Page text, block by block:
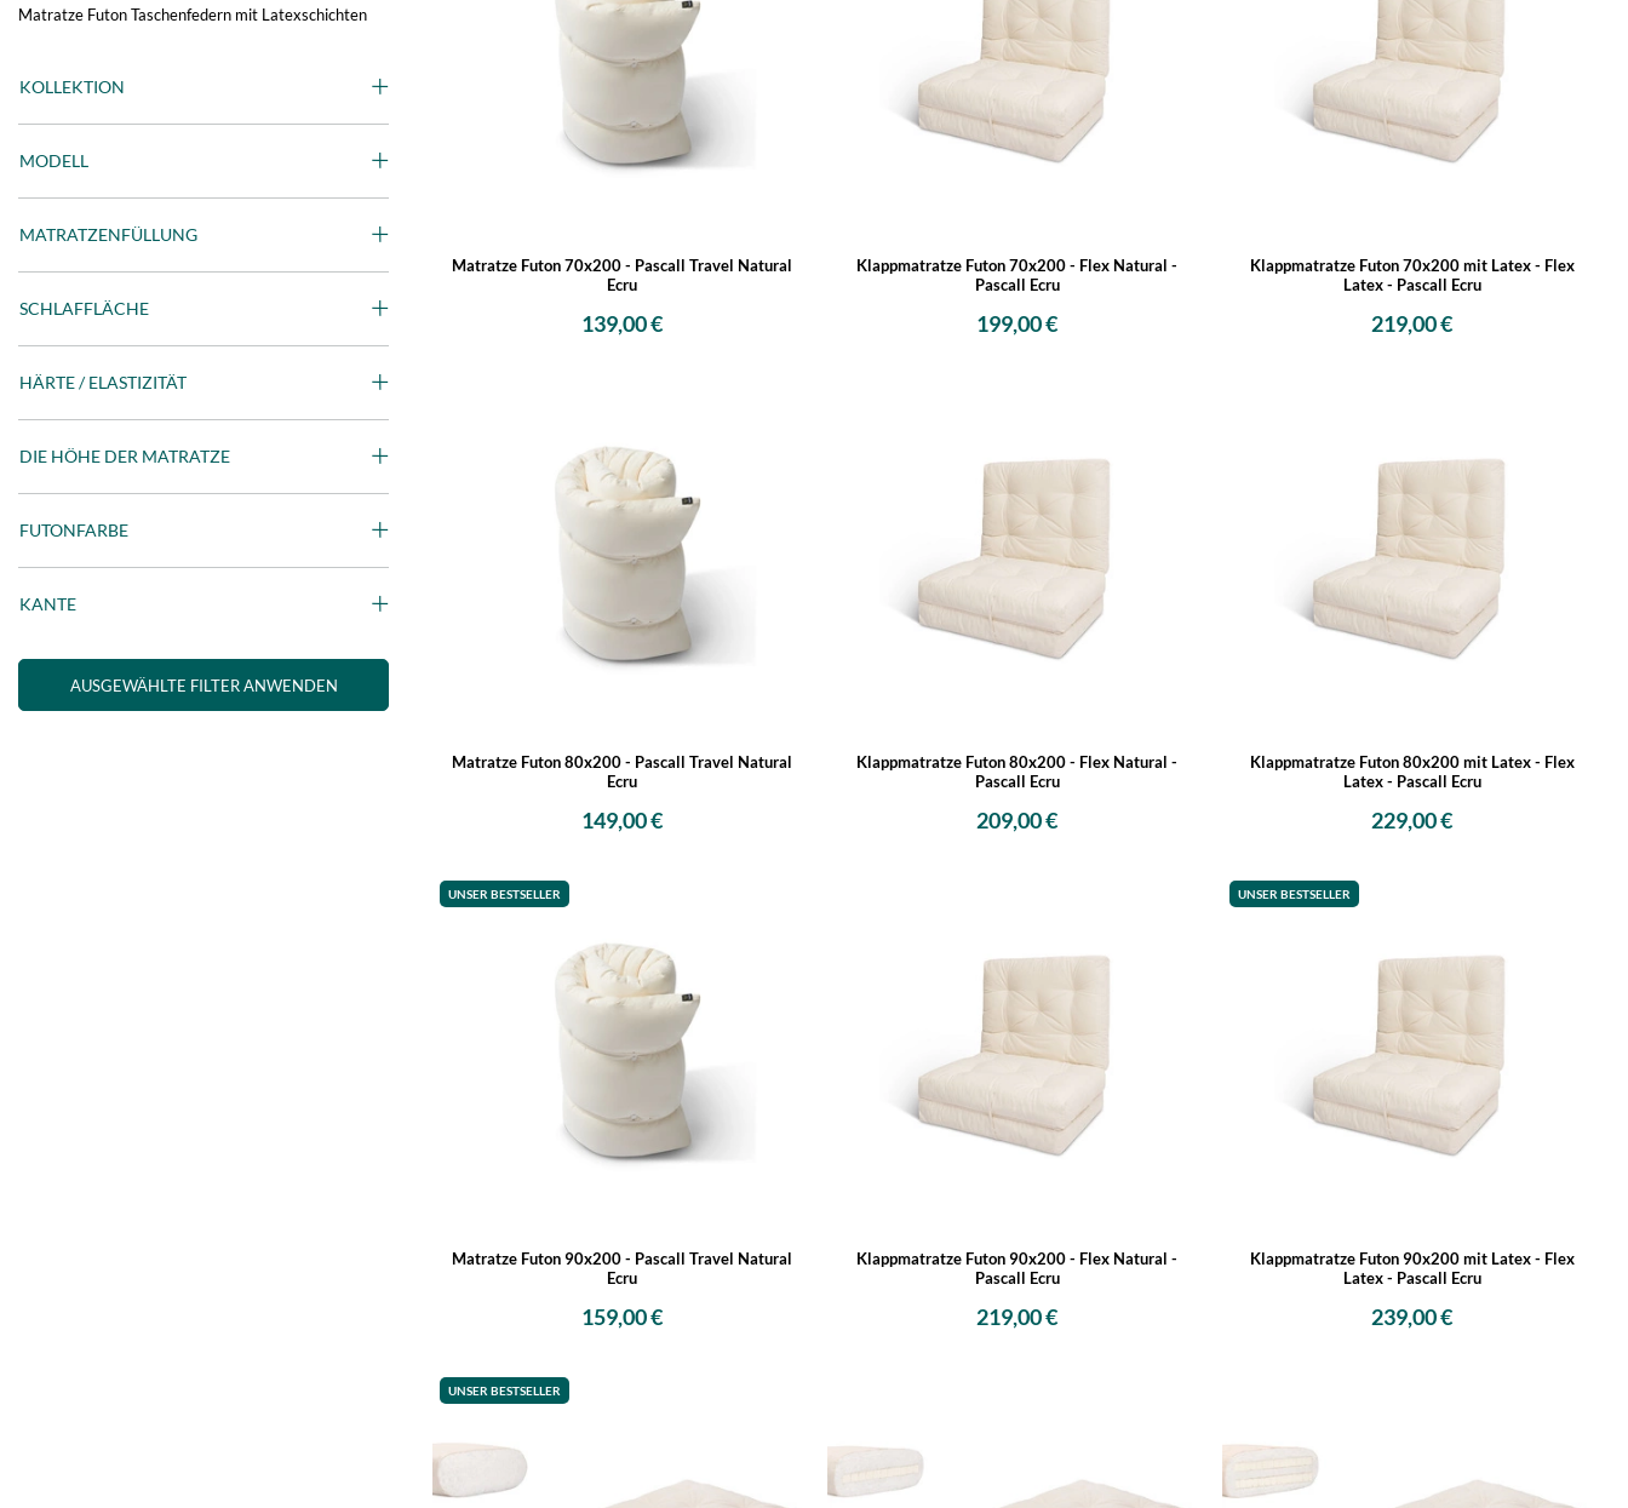
Matratze Futon Taschenfedern mit Latexschichten
KOLLEKTION
MODELL
MATRATZENFÜLLUNG
SCHLAFFLÄCHE
HÄRTE / ELASTIZITÄT
DIE HÖHE DER MATRATZE
FUTONFARBE
KANTE
AUSGEWÄHLTE FILTER ANWENDEN
Matratze Futon 70x200 - Pascall Travel Natural
Ecru
139,00 €
Klappmatratze Futon 70x200 - Flex Natural -
Pascall Ecru
199,00 €
Klappmatratze Futon 70x200 mit Latex - Flex
Latex - Pascall Ecru
219,00 €
Matratze Futon 80x200 - Pascall Travel Natural
Ecru
149,00 €
Klappmatratze Futon 80x200 - Flex Natural -
Pascall Ecru
209,00 €
Klappmatratze Futon 80x200 mit Latex - Flex
Latex - Pascall Ecru
229,00 €
UNSER BESTSELLER
Matratze Futon 90x200 - Pascall Travel Natural
Ecru
159,00 €
Klappmatratze Futon 90x200 - Flex Natural -
Pascall Ecru
219,00 €
UNSER BESTSELLER
Klappmatratze Futon 90x200 mit Latex - Flex
Latex - Pascall Ecru
239,00 €
UNSER BESTSELLER